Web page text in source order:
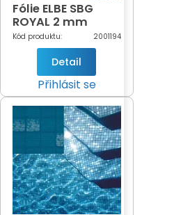
Fólie ELBE SBG
ROYAL 2 mm
Elisabeth -
DOPRODEJ
Kód produktu: 2001194
Detail
Přihlásit se